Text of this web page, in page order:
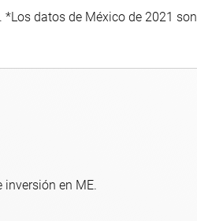
datos de México de 2021 son
en ME.